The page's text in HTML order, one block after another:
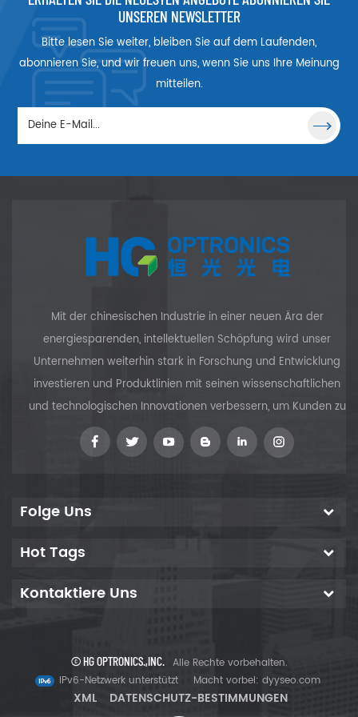
Excimer-CaF2-Optik, Raman-
Grad-CaF2-Optik usw.
UNSEREN NEWSLETTER
Bitte lesen Sie weiter, bleiben Sie auf dem Laufenden,
abonnieren Sie, und wir freuen uns, wenn Sie uns Ihre Meinung
mitteilen.
Mit der chinesischen Industrie in einer neuen Ära der
energiesparenden, intellektuellen Schöpfung wird unser
Unternehmen weiterhin stark in Forschung und Entwicklung
investieren und Produktlinien mit seinen wissenschaftlichen
und technologischen Innovationen verbessern, um Kunden zu
versorgen
Folge Uns
Hot Tags
Kontaktiere Uns
© HG OPTRONICS.,INC. Alle Rechte vorbehalten.
IPv6-Netzwerk unterstützt
Macht vorbei: dyyseo.com
XML DATENSCHUTZ-BESTIMMUNGEN